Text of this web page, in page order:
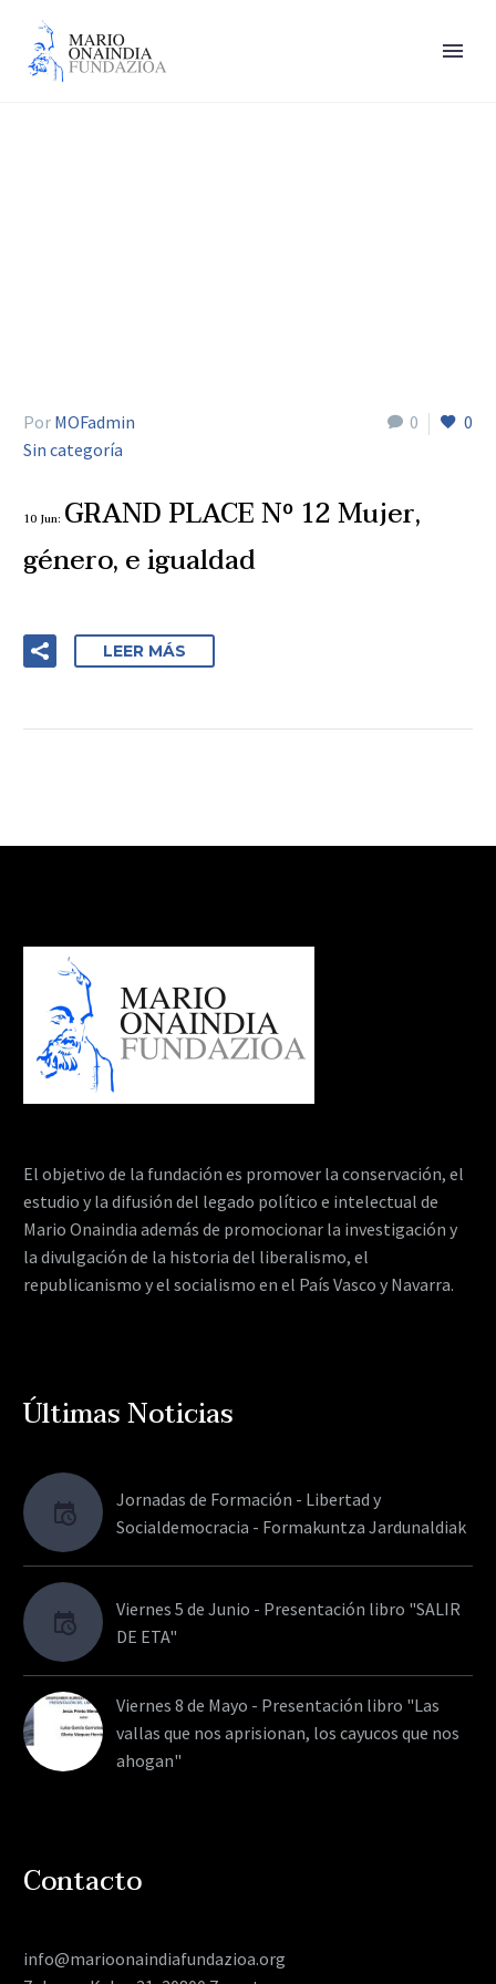
0 0
Por MOFadmin
Sin categoría
10 Jun: GRAND PLACE Nº 12 Mujer,
género, e igualdad
LEER MÁS
El objetivo de la fundación es promover la conservación, el
estudio y la difusión del legado político e intelectual de
Mario Onaindia además de promocionar la investigación y
la divulgación de la historia del liberalismo, el
republicanismo y el socialismo en el País Vasco y Navarra.
Últimas Noticias
Jornadas de Formación - Libertad y
Socialdemocracia - Formakuntza Jardunaldiak
Viernes 5 de Junio - Presentación libro "SALIR
DE ETA"
Viernes 8 de Mayo - Presentación libro "Las
vallas que nos aprisionan, los cayucos que nos
ahogan"
Contacto
info@marioonaindiafundazioa.org